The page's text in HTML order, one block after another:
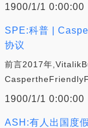
1900/1/1 0:00:00
SPE:科普 |
协议
前言2017年
1900/1/1 0:00:00
ASH:有人出国度